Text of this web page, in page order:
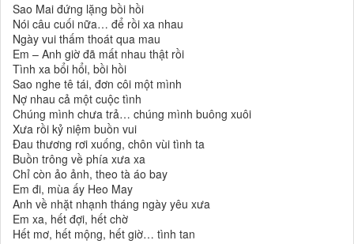
Sao Mai đứng lặng bồi hồi
Nói câu cuối nữa… để rồi xa nhau
Ngày vui thấm thoát qua mau
Em – Anh giờ đã mất nhau thật rồi
Tình xa bổi hổi, bồi hồi
Sao nghe tê tái, đơn côi một mình
Nợ nhau cả một cuộc tình
Chúng mình chưa trả… chúng mình buông xuôi
Xưa rồi kỷ niệm buồn vui
Đau thương rơi xuống, chôn vùi tình ta
Buồn trông về phía xưa xa
Chỉ còn ảo ảnh, theo tà áo bay
Em đi, mùa ấy Heo May
Anh về nhặt nhạnh tháng ngày yêu xưa
Em xa, hết đợi, hết chờ
Hết mơ, hết mộng, hết giờ… tình tan